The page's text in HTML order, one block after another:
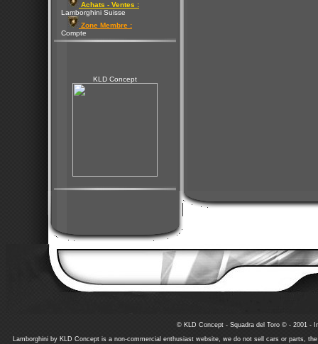
Achats - Ventes :
Lamborghini Suisse
Zone Membre :
Compte
KLD Concept
© KLD Concept - Squadra del Toro © - 2001 -
Lamborghini by KLD Concept is a non-commercial enthusiast website, we do not sell cars or parts,